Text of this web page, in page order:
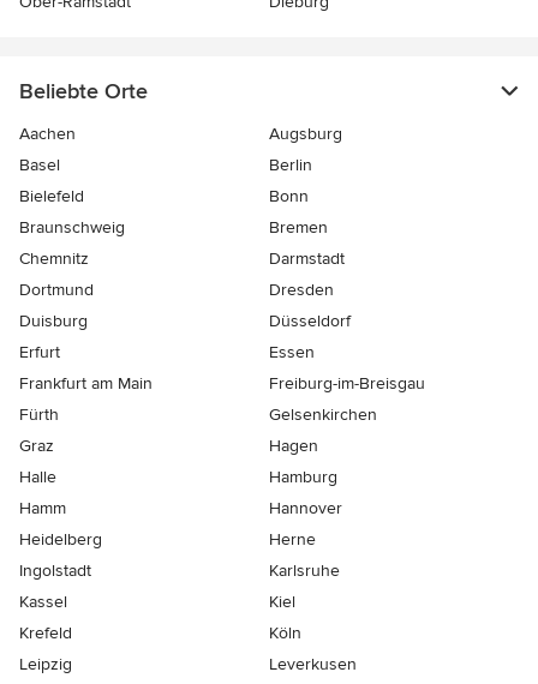
Beliebte Orte
Aachen
Augsburg
Basel
Berlin
Bielefeld
Bonn
Braunschweig
Bremen
Chemnitz
Darmstadt
Dortmund
Dresden
Duisburg
Düsseldorf
Erfurt
Essen
Frankfurt am Main
Freiburg-im-Breisgau
Fürth
Gelsenkirchen
Graz
Hagen
Halle
Hamburg
Hamm
Hannover
Heidelberg
Herne
Ingolstadt
Karlsruhe
Kassel
Kiel
Krefeld
Köln
Leipzig
Leverkusen